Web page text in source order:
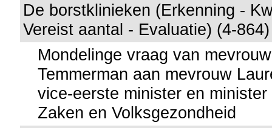
De borstklinieken (Erkenning -
Vereist aantal - Evaluatie) (4-864)
Mondelinge vraag van
Temmerman aan mevrouw
vice-eerste minister en
Zaken en Volksgezondheid